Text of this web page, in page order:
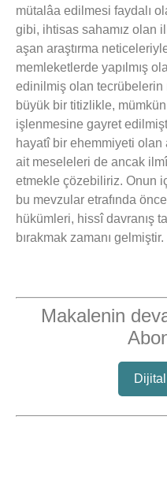
mütalâa edilmesi faydalı
gibi, ihtisas sahamız olan
aşan araştırma
memleketlerde yapılmış
edinilmiş olan
büyük bir titizlikle,
işlenmesine gayret
hayatî bir ehemmiyeti olan
ait meseleleri de ancak
etmekle çözebiliriz. Onun
bu mevzular etrafında
hükümleri, hissî davranış
bırakmak zamanı gelmiştir.
Makalenin